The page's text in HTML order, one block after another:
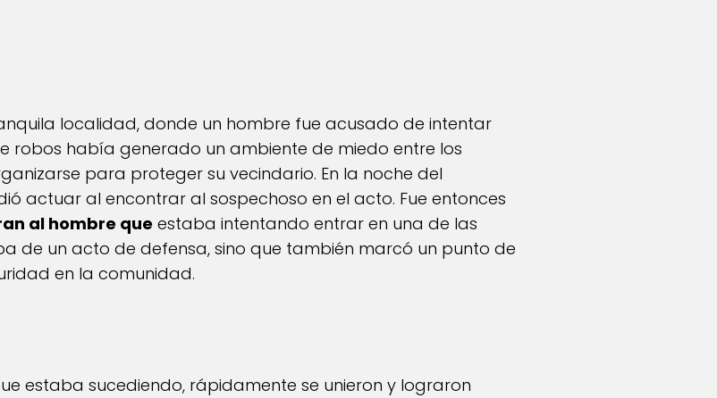
localidad, donde un hombre fue acusado de intentar
robos había generado un ambiente de miedo entre los
para proteger su vecindario. En la noche del
actuar al encontrar al sospechoso en el acto. Fue entonces
al hombre que estaba intentando entrar en una de las
de un acto de defensa, sino que también marcó un punto de
en la comunidad.
estaba sucediendo, rápidamente se unieron y lograron